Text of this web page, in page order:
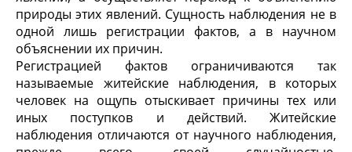
приро­ды этих явлений. Сущность наблюдения не в
одной лишь реги­страции фактов, а в научном
объяснении их причин.
Регистрацией фактов ограничиваются так
называемые житейские наблюдения, в которых
человек на ощупь отыски­вает причины тех или
иных поступков и действий. Житейские
наблюдения отличаются от научного наблюдения,